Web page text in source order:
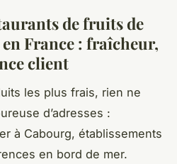
de fruits de
France : fraîcheur,
client
les plus frais, rien ne
d’adresses :
à Cabourg, établissements
en bord de mer.